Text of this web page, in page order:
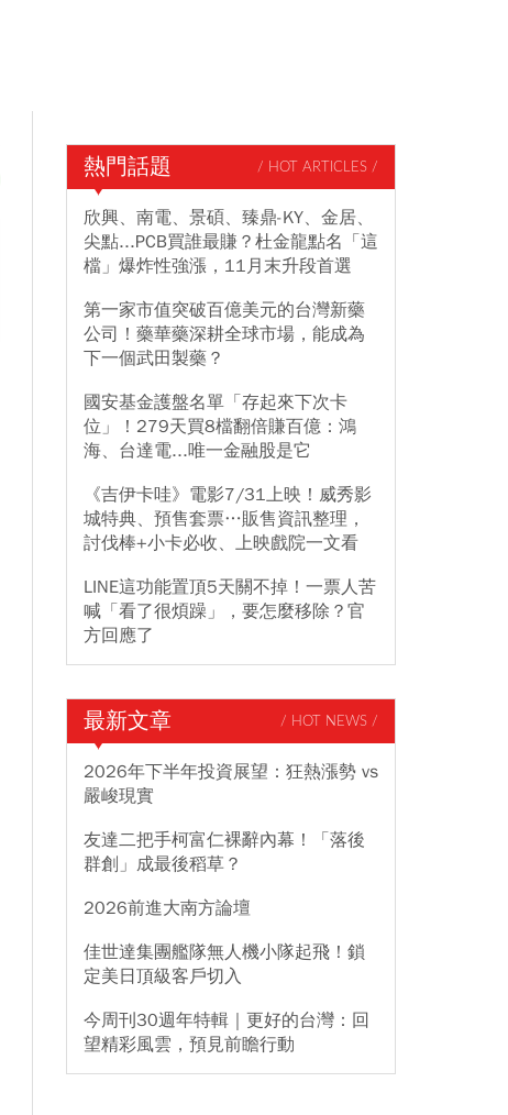
熱門話題 / HOT ARTICLES /
欣興、南電、景碩、臻鼎-KY、金居、
尖點...PCB買誰最賺？杜金龍點名「這
檔」爆炸性強漲，11月末升段首選
第一家市值突破百億美元的台灣新藥
公司！藥華藥深耕全球市場，能成為
下一個武田製藥？
國安基金護盤名單「存起來下次卡
位」！279天買8檔翻倍賺百億：鴻
海、台達電...唯一金融股是它
《吉伊卡哇》電影7/31上映！威秀影
城特典、預售套票…販售資訊整理，
討伐棒+小卡必收、上映戲院一文看
LINE這功能置頂5天關不掉！一票人苦
喊「看了很煩躁」，要怎麼移除？官
方回應了
最新文章 / HOT NEWS /
2026年下半年投資展望：狂熱漲勢 vs
嚴峻現實
友達二把手柯富仁裸辭內幕！「落後
群創」成最後稻草？
2026前進大南方論壇
佳世達集團艦隊無人機小隊起飛！鎖
定美日頂級客戶切入
今周刊30週年特輯｜更好的台灣：回
望精彩風雲，預見前瞻行動